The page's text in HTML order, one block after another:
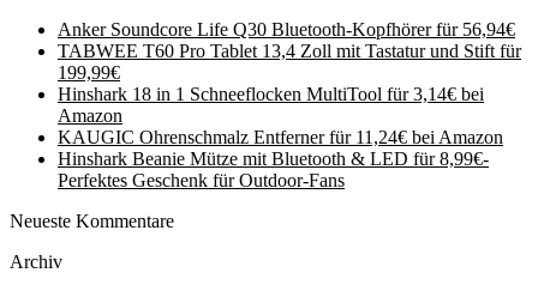
Anker Soundcore Life Q30 Bluetooth-Kopfhörer für 56,94€
TABWEE T60 Pro Tablet 13,4 Zoll mit Tastatur und Stift für
199,99€
Hinshark 18 in 1 Schneeflocken MultiTool für 3,14€ bei
Amazon
KAUGIC Ohrenschmalz Entferner für 11,24€ bei Amazon
Hinshark Beanie Mütze mit Bluetooth & LED für 8,99€-
Perfektes Geschenk für Outdoor-Fans
Neueste Kommentare
Archiv